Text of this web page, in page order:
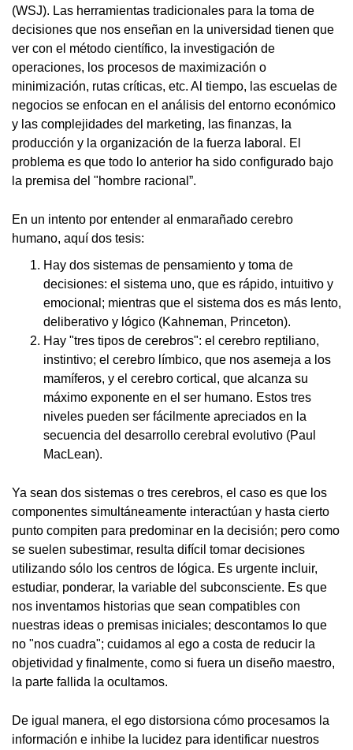
(WSJ). Las herramientas tradicionales para la toma de
decisiones que nos enseñan en la universidad tienen que
ver con el método científico, la investigación de
operaciones, los procesos de maximización o
minimización, rutas críticas, etc. Al tiempo, las escuelas de
negocios se enfocan en el análisis del entorno económico
y las complejidades del marketing, las finanzas, la
producción y la organización de la fuerza laboral. El
problema es que todo lo anterior ha sido configurado bajo
la premisa del "hombre racional”.
En un intento por entender al enmarañado cerebro
humano, aquí dos tesis:
Hay dos sistemas de pensamiento y toma de
decisiones: el sistema uno, que es rápido, intuitivo y
emocional; mientras que el sistema dos es más lento,
deliberativo y lógico (Kahneman, Princeton).
Hay "tres tipos de cerebros": el cerebro reptiliano,
instintivo; el cerebro límbico, que nos asemeja a los
mamíferos, y el cerebro cortical, que alcanza su
máximo exponente en el ser humano. Estos tres
niveles pueden ser fácilmente apreciados en la
secuencia del desarrollo cerebral evolutivo (Paul
MacLean).
Ya sean dos sistemas o tres cerebros, el caso es que los
componentes simultáneamente interactúan y hasta cierto
punto compiten para predominar en la decisión; pero como
se suelen subestimar, resulta difícil tomar decisiones
utilizando sólo los centros de lógica. Es urgente incluir,
estudiar, ponderar, la variable del subconsciente. Es que
nos inventamos historias que sean compatibles con
nuestras ideas o premisas iniciales; descontamos lo que
no "nos cuadra"; cuidamos al ego a costa de reducir la
objetividad y finalmente, como si fuera un diseño maestro,
la parte fallida la ocultamos.
De igual manera, el ego distorsiona cómo procesamos la
información e inhibe la lucidez para identificar nuestros